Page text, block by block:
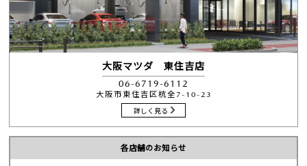
大阪マツダ 東住吉店
06-6719-6112
大阪市東住吉区杭全7-10-23
詳しく見る
各店舗のお知らせ